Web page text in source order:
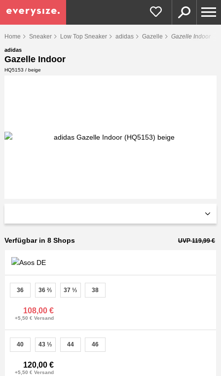
Home Sneaker Low Top Sneaker adidas Gazelle Gazelle Indoor
adidas
Gazelle Indoor
HQ5153 / beige
Verfügbar in 8 Shops UVP 119,99 €
36 36 ⅔ 37 ⅓ 38
108,00 €
+5,50 € Versand
40 43 ⅓ 44 46
120,00 €
+5,50 € Versand